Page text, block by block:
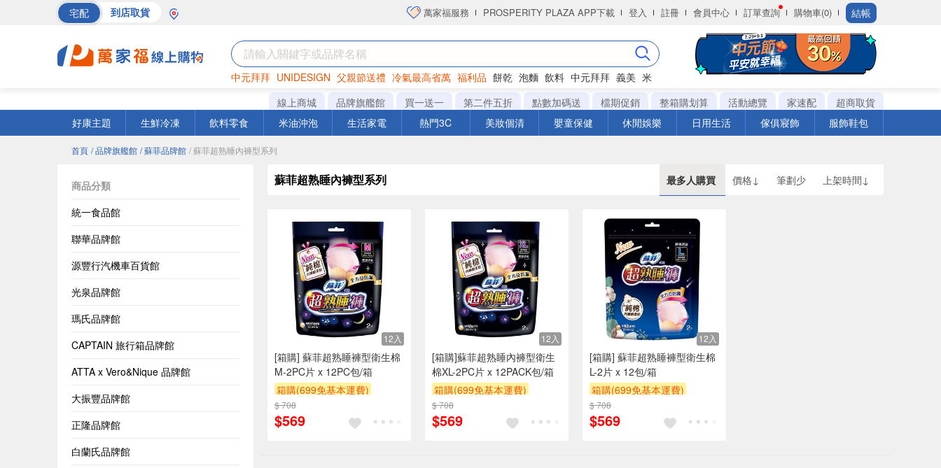
宅配 到店取貨 萬家福服務 PROSPERITY PLAZA APP下載 登入 註冊 會員中心 訂單查詢 購物車(0) 結帳
中元拜拜 UNIDESIGN 父親節送禮 冷氣最高省萬 福利品 餅乾 泡麵 飲料 中元拜拜 義美 米
巧克力 罐頭 衛生紙
線上商城 品牌旗艦館 買一送一 第二件五折 點數加碼送 檔期促銷 整箱購划算 活動總覽 家速配
超商取貨
好康主題
生鮮冷凍 飲料零食 米油沖泡 生活家電 熱門3C 美妝個清 嬰童保健 休閒娛樂 日用生活 傢俱寢飾 服飾鞋包
首頁 / 品牌旗艦館 / 蘇菲品牌館 / 蘇菲超熟睡內褲型系列
商品分類
統一食品館
聯華品牌館
源豐行汽機車百貨館
光泉品牌館
瑪氏品牌館
CAPTAIN 旅行箱品牌館
ATTA x Vero&Nique 品牌館
大振豐品牌館
正隆品牌館
白蘭氏品牌館
蘇菲超熟睡內褲型系列 最多人購買 價格↓ 筆劃少 上架時間↓
12入
[箱購] 蘇菲超熟睡褲型衛生棉
M-2PC片 x 12PC包/箱
箱購(699免基本運費)
贈$200
$ 708
$569
12入
[箱購]蘇菲超熟睡內褲型衛生
棉XL-2PC片 x 12PACK包/箱
箱購(699免基本運費)
贈$200
$ 708
$569
12入
[箱購] 蘇菲超熟睡褲型衛生棉
L-2片 x 12包/箱
箱購(699免基本運費)
贈$200
$ 708
$569